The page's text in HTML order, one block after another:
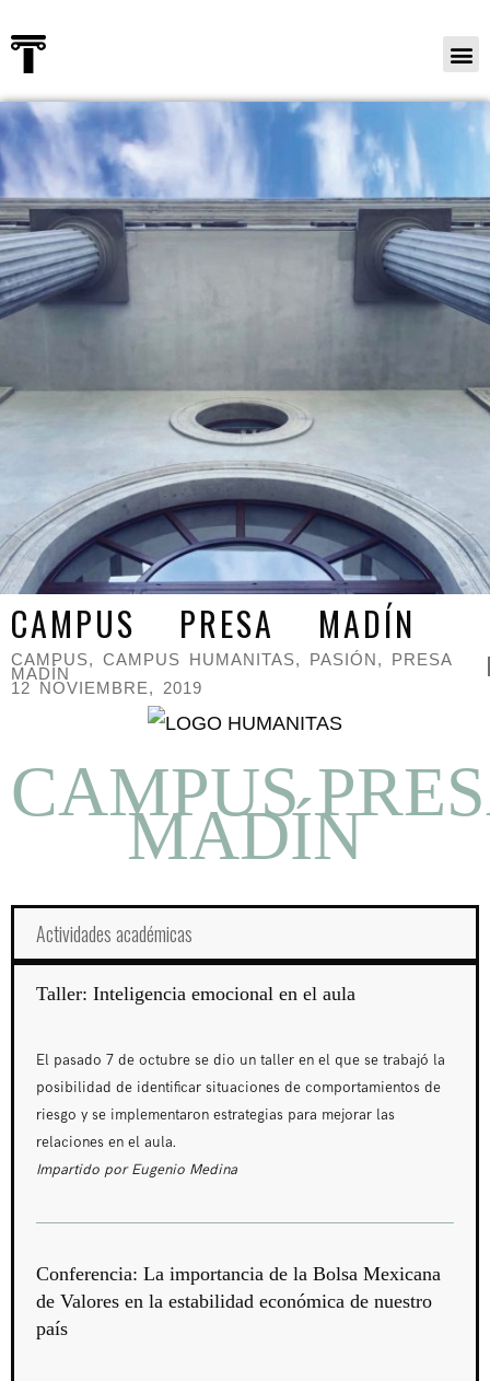
CAMPUS PRESA MADÍN
CAMPUS, CAMPUS HUMANITAS, PASIÓN, PRESA
MADÍN
12 NOVIEMBRE, 2019
CAMPUS
MADÍN
Actividades académicas
Taller: Inteligencia emocional en el aula
El pasado 7 de octubre se dio un taller en el que se trabajó la
posibilidad de identificar situaciones de comportamientos de
riesgo y se implementaron estrategias para mejorar las
relaciones en el aula.
Impartido por Eugenio Medina
Conferencia: La importancia de la Bolsa Mexicana
de Valores en la estabilidad económica de nuestro
país